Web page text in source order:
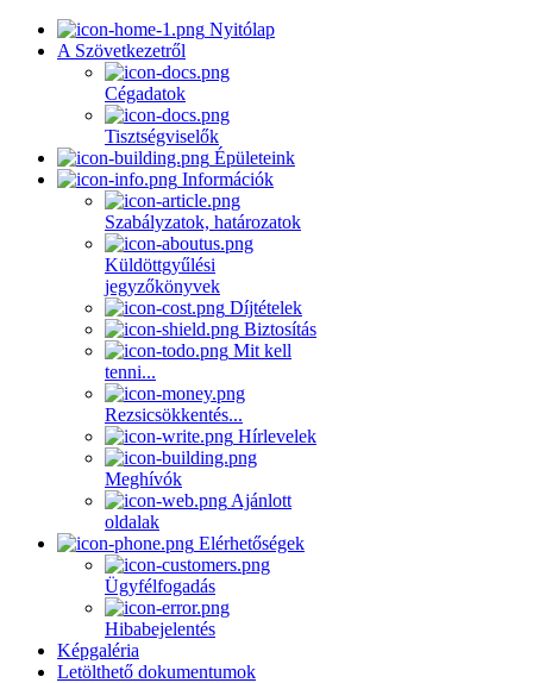
Nyitólap
A Szövetkezetről
Cégadatok
Tisztségviselők
Épületeink
Információk
Szabályzatok, határozatok
Küldöttgyűlési
jegyzőkönyvek
Díjtételek
Biztosítás
Mit kell
tenni...
Rezsicsökkentés...
Hírlevelek
Meghívók
Ajánlott
oldalak
Elérhetőségek
Ügyfélfogadás
Hibabejelentés
Képgaléria
Letölthető dokumentumok